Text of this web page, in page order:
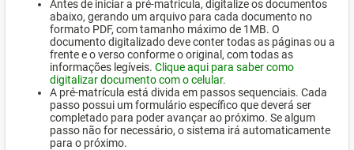
Antes de iniciar a pré-matrícula, digitalize os documentos
abaixo, gerando um arquivo para cada documento no
formato PDF, com tamanho máximo de 1MB. O
documento digitalizado deve conter todas as páginas ou a
frente e o verso conforme o original, com todas as
informações legíveis. Clique aqui para saber como
digitalizar documento com o celular.
A pré-matrícula está divida em passos sequenciais. Cada
passo possui um formulário específico que deverá ser
completado para poder avançar ao próximo. Se algum
passo não for necessário, o sistema irá automaticamente
para o próximo.